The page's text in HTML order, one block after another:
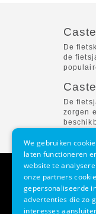
De
de
De
zorgen
We gebruiken
laten functioneren
website te
onze partners
gepersonaliseerde
advertenties die zo
interesses